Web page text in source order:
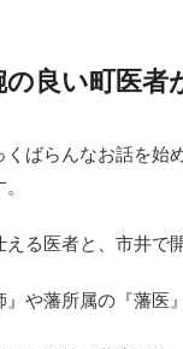
の良い町医者
ばらんなお話を始
る医者と、市井で
や藩所属の『藩医』